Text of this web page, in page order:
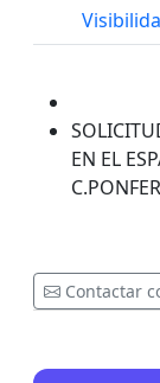
EN EL
Contactar